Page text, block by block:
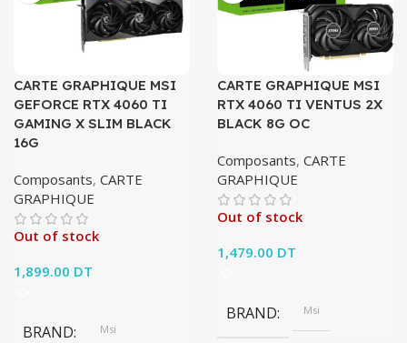
CARTE GRAPHIQUE MSI
GEFORCE RTX 4060 TI
GAMING X SLIM BLACK
16G
Composants, CARTE
GRAPHIQUE
Out of stock
1,899.00 DT
BRAND Msi
CARTE GRAPHIQUE MSI
RTX 4060 TI VENTUS 2X
BLACK 8G OC
Composants, CARTE
GRAPHIQUE
Out of stock
1,479.00 DT
BRAND Msi